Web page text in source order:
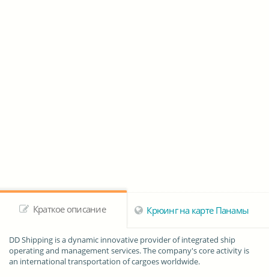
Краткое описание Крюинг на карте Панамы
DD Shipping is adynamic innovative provider of integrated ship
operating and management services. The company's core activity is
an international transportation of cargoes worldwide.